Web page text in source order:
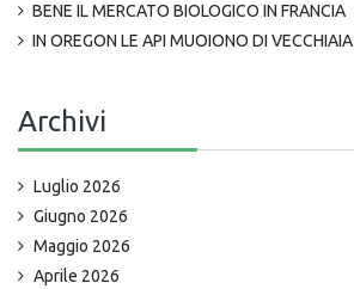
BENE IL MERCATO BIOLOGICO IN FRANCIA
IN OREGON LE API MUOIONO DI VECCHIAIA
Archivi
Luglio 2026
Giugno 2026
Maggio 2026
Aprile 2026